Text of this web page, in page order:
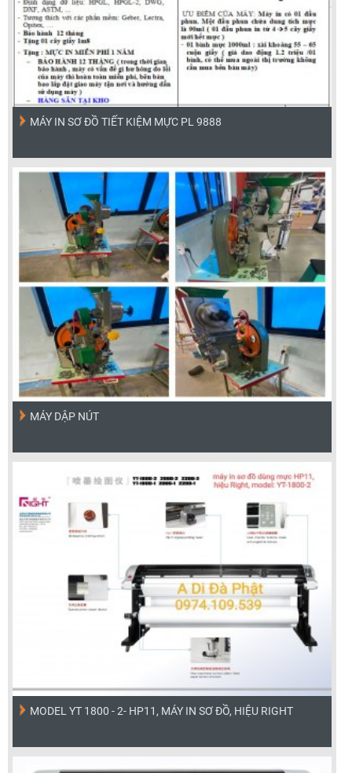
MÁY IN SƠ ĐỒ TIẾT KIỆM MỰC PL 9888
MÁY DẬP NÚT
MODEL YT 1800 - 2- HP11, MÁY IN SƠ ĐỒ, HIỆU RIGHT